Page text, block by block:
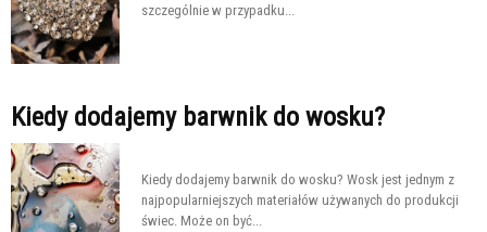
szczególnie w przypadku...
Kiedy dodajemy barwnik do wosku?
Kiedy dodajemy barwnik do wosku? Wosk jest jednym z
najpopularniejszych materiałów używanych do produkcji
świec. Może on być...